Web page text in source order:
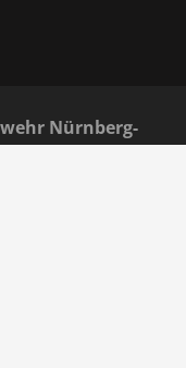
Nürnberg-